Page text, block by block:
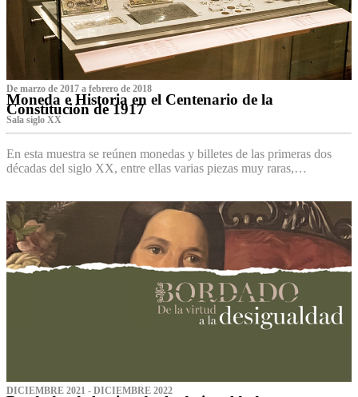
De marzo de 2017 a febrero de 2018
Moneda e Historia en el Centenario de la
Constitución de 1917
Sala siglo XX
En esta muestra se reúnen monedas y billetes de las primeras dos
décadas del siglo XX, entre ellas varias piezas muy raras,…
DICIEMBRE 2021 - DICIEMBRE 2022